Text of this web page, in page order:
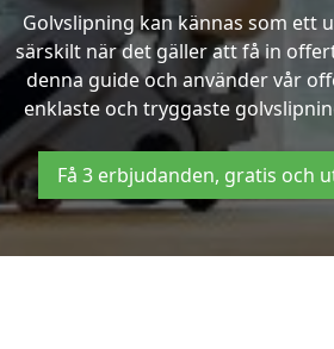
Golvslipning kan kännas som ett
särskilt när det gäller att få in
denna guide och använder vår
enklaste och tryggaste
Få 3 erbjudanden, gratis och